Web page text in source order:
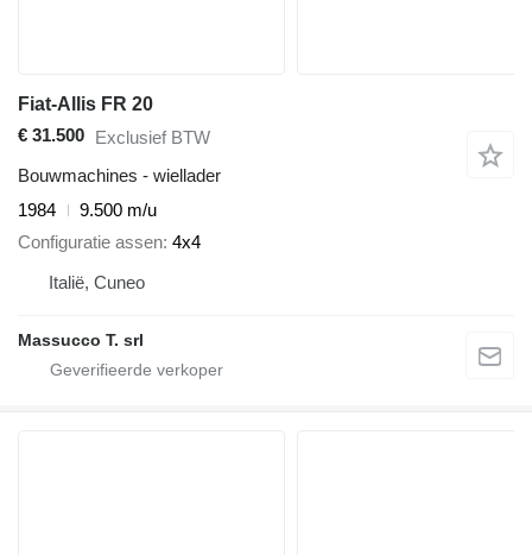
Fiat-Allis FR 20
€ 31.500 Exclusief BTW
Bouwmachines - wiellader
1984
9.500 m/u
Configuratie assen 4x4
Italië, Cuneo
Massucco T. srl